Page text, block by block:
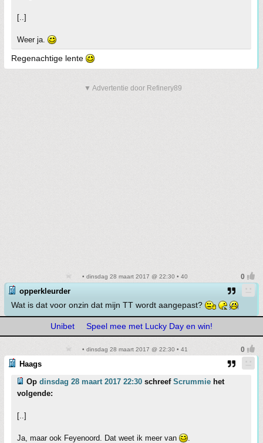
[..]
Weer ja.
Regenachtige lente
▼ Advertentie door Refinery89
• dinsdag 28 maart 2017 @ 22:30 • 40
opperkleurder
Wat is dat voor onzin dat mijn TT wordt aangepast?
Unibet Speel mee met Lucky Day en win!
• dinsdag 28 maart 2017 @ 22:30 • 41
Haags
Op dinsdag 28 maart 2017 22:30 schreef Scrummie het
volgende:
[..]
Ja, maar ook Feyenoord. Dat weet ik meer van